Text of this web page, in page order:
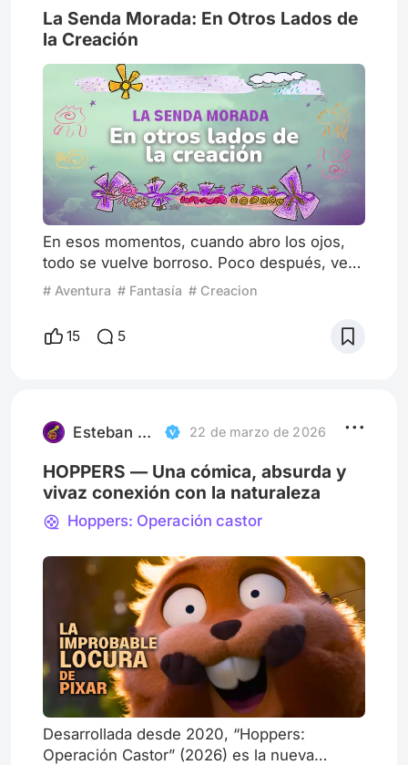
La Senda Morada: En Otros Lados de
la Creación
En esos momentos, cuando abro los ojos,
todo se vuelve borroso. Poco después, veo
todo con claridad. Saber si estoy viva o
es el presente. Un cielo claro, blanco y
traslúcido que refleja hasta las estrellas más
vista bendecida. A vece
# Aventura # Fantasía # Creacion
15 5
Esteban Valladares Arce 22 de marzo de 2026
HOPPERS — Una cómica, absurda y
vivaz conexión con la naturaleza
Hoppers: Operación castor
Desarrollada desde 2020, “Hoppers:
Operación Castor” (2026) es la nueva